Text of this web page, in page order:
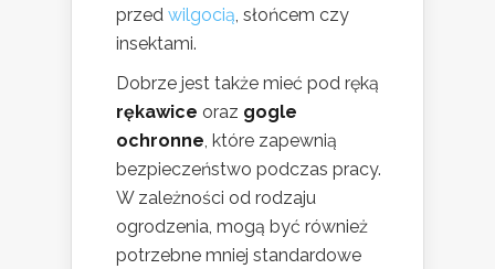
przed wilgocią, słońcem czy
insektami.
Dobrze jest także mieć pod ręką
rękawice oraz gogle
ochronne, które zapewnią
bezpieczeństwo podczas pracy.
W zależności od rodzaju
ogrodzenia, mogą być również
potrzebne mniej standardowe